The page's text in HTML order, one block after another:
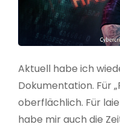
Aktuell habe ich
Dokumentation. Für
oberflächlich. Für
habe mir auch die